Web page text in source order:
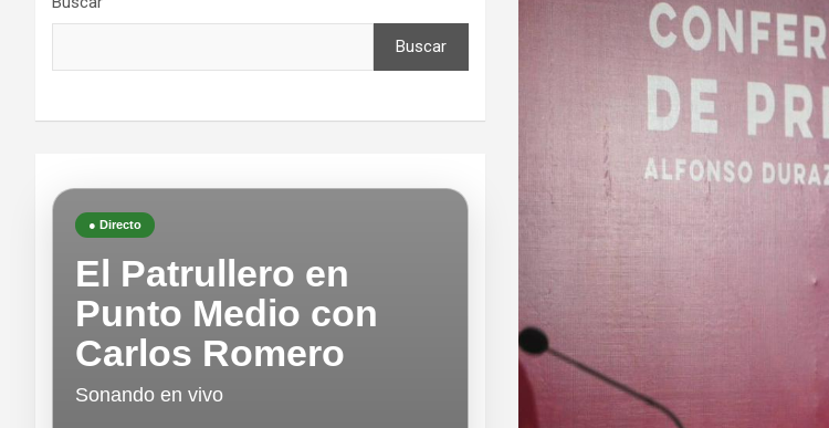
Buscar
● Directo
El Patrullero en
Punto Medio con
Carlos Romero
Sonando en vivo